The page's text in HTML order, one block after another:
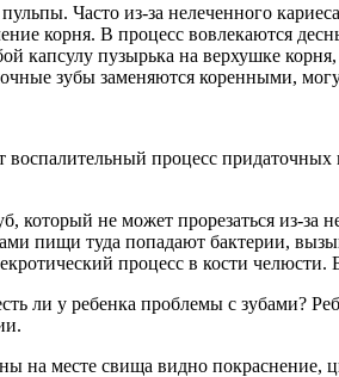
Часто из-за нелеченного
корня. В процесс вовлекаются
капсулу пузырька на верхушке
зубы заменяются коренными,
процесс придаточных
который не может прорезаться из-за
пищи туда попадают бактерии,
процесс в кости
ли у ребенка проблемы с зубами?
на месте свища видно покраснение,